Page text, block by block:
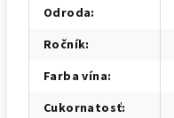
Odroda:
Ročník:
Farba vína:
Cukornatosť: